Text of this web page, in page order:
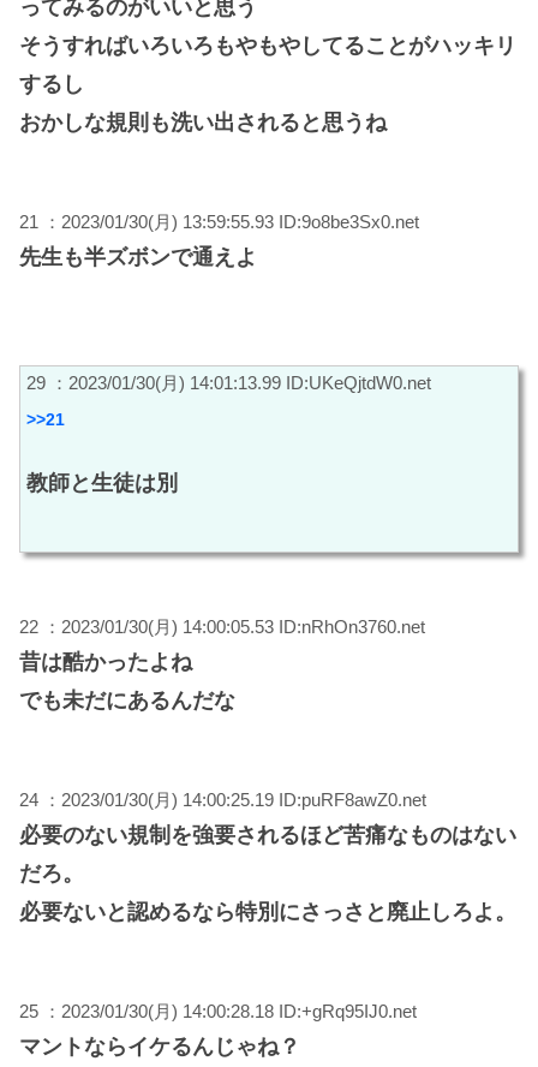
ってみるのがいいと思う
そうすればいろいろもやもやしてることがハッキリ
するし
おかしな規則も洗い出されると思うね
21 ：2023/01/30(月) 13:59:55.93 ID:9o8be3Sx0.net
先生も半ズボンで通えよ
29 ：2023/01/30(月) 14:01:13.99 ID:UKeQjtdW0.net
>>21
教師と生徒は別
22 ：2023/01/30(月) 14:00:05.53 ID:nRhOn3760.net
昔は酷かったよね
でも未だにあるんだな
24 ：2023/01/30(月) 14:00:25.19 ID:puRF8awZ0.net
必要のない規制を強要されるほど苦痛なものはない
だろ。
必要ないと認めるなら特別にさっさと廃止しろよ。
25 ：2023/01/30(月) 14:00:28.18 ID:+gRq95IJ0.net
マントならイケるんじゃね？